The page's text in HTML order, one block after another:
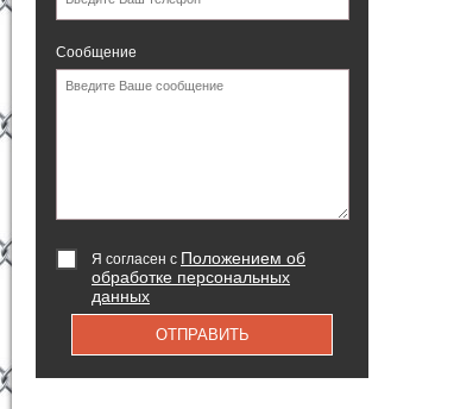
Сообщение
Я согласен с Положением об
обработке персональных
данных